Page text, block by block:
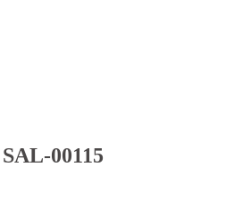
00115